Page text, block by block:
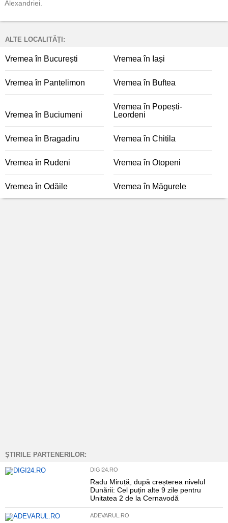
Alexandriei.
ALTE LOCALITĂȚI:
Vremea în București Vremea în Iași
Vremea în Pantelimon Vremea în Buftea
Vremea în Buciumeni
Vremea în Popești-
Leordeni
Vremea în Bragadiru Vremea în Chitila
Vremea în Rudeni Vremea în Otopeni
Vremea în Odăile Vremea în Măgurele
ȘTIRILE PARTENERILOR:
DIGI24.RO
Radu Miruță, după creșterea nivelul
Dunării: Cel puțin alte 9 zile pentru
Unitatea 2 de la Cernavodă
ADEVARUL.RO